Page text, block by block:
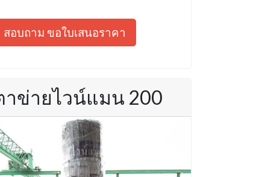
สอบถาม ขอใบเสนอราคา
าข่ายไวน์แมน 200